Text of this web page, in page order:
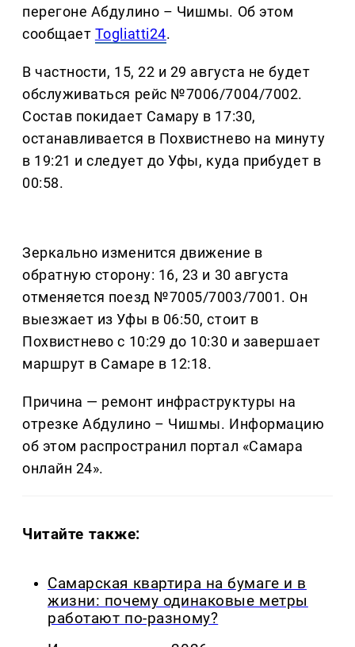
перегоне Абдулино – Чишмы. Об этом
сообщает Togliatti24.
В частности, 15, 22 и 29 августа не будет
обслуживаться рейс №7006/7004/7002.
Состав покидает Самару в 17:30,
останавливается в Похвистнево на минуту
в 19:21 и следует до Уфы, куда прибудет в
00:58.
Зеркально изменится движение в
обратную сторону: 16, 23 и 30 августа
отменяется поезд №7005/7003/7001. Он
выезжает из Уфы в 06:50, стоит в
Похвистнево с 10:29 до 10:30 и завершает
маршрут в Самаре в 12:18.
Причина — ремонт инфраструктуры на
отрезке Абдулино – Чишмы. Информацию
об этом распространил портал «Самара
онлайн 24».
Читайте также:
Самарская квартира на бумаге и в
жизни: почему одинаковые метры
работают по-разному?